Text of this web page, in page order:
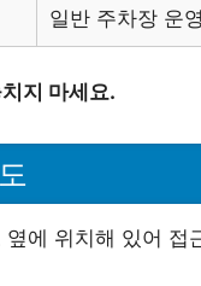
일반 주차장 운
지 마세요.
에 위치해 있어 접